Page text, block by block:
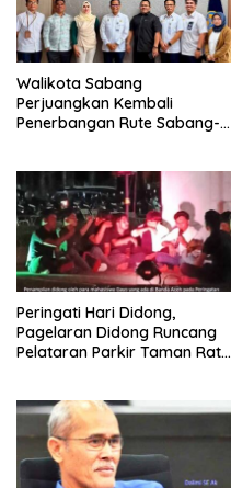
Walikota Sabang
Perjuangkan Kembali
Penerbangan Rute Sabang-
Peringati Hari Didong,
Pagelaran Didong Runcang
Pelataran Parkir Taman Ratu